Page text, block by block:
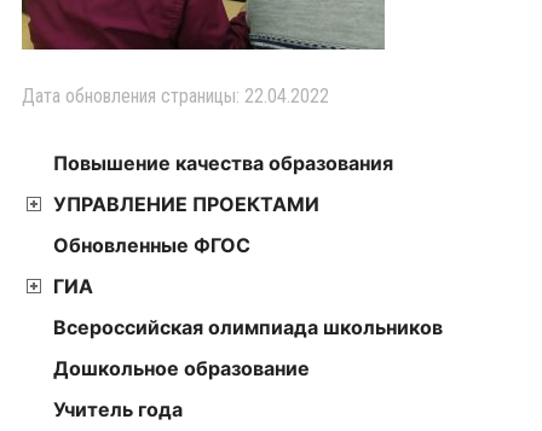
Дата обновления страницы: 22.04.2022
Повышение качества образования
УПРАВЛЕНИЕ ПРОЕКТАМИ
Обновленные ФГОС
ГИА
Всероссийская олимпиада школьников
Дошкольное образование
Учитель года